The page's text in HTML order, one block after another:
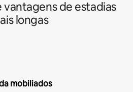
de estadias
longas
mobiliados